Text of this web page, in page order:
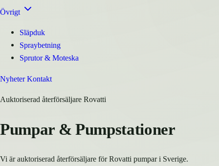
Övrigt
Släpduk
Spraybetning
Sprutor & Moteska
NyheterKontakt
Auktoriserad återförsäljare Rovatti
Pumpar & Pumpstationer
Vi är auktoriserad återförsäljare för Rovatti pumpar i Sverige.